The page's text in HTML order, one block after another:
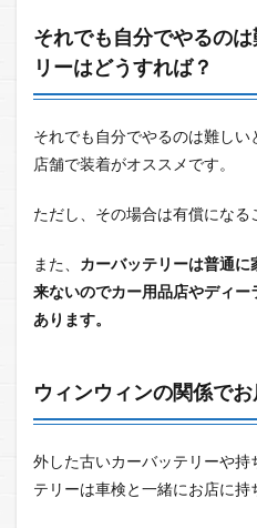
それでも自分でやるの
リーはどうすれば？
それでも自分でやるのは難し
店舗で装着がオススメです。
ただし、その場合は有償になる
また、 カーバッテリーは普通
来ないのでカー用品店やディ
あります。
ウィンウィンの関係で
外した古いカーバッテリーや持
テリーは車検と一緒にお店に持